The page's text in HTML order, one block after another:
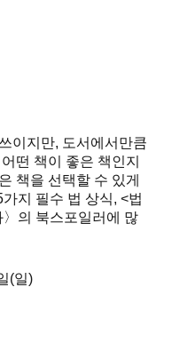
이지만, 도서에서만큼
떤 책이 좋은 책인지
책을 선택할 수 있게
지 필수 법 상식, <법
의 북스포일러에 많
(일)